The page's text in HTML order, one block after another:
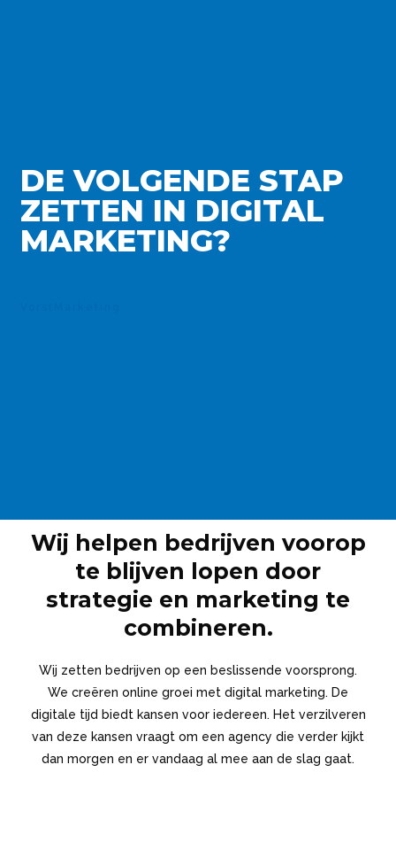
DE VOLGENDE STAP
ZETTEN IN DIGITAL
MARKETING?
Wij helpen bedrijven voorop
te blijven lopen door
strategie en marketing te
combineren.
Wij zetten bedrijven op een beslissende voorsprong.
We creëren online groei met digital marketing. De
digitale tijd biedt kansen voor iedereen. Het verzilveren
van deze kansen vraagt om een agency die verder kijkt
dan morgen en er vandaag al mee aan de slag gaat.